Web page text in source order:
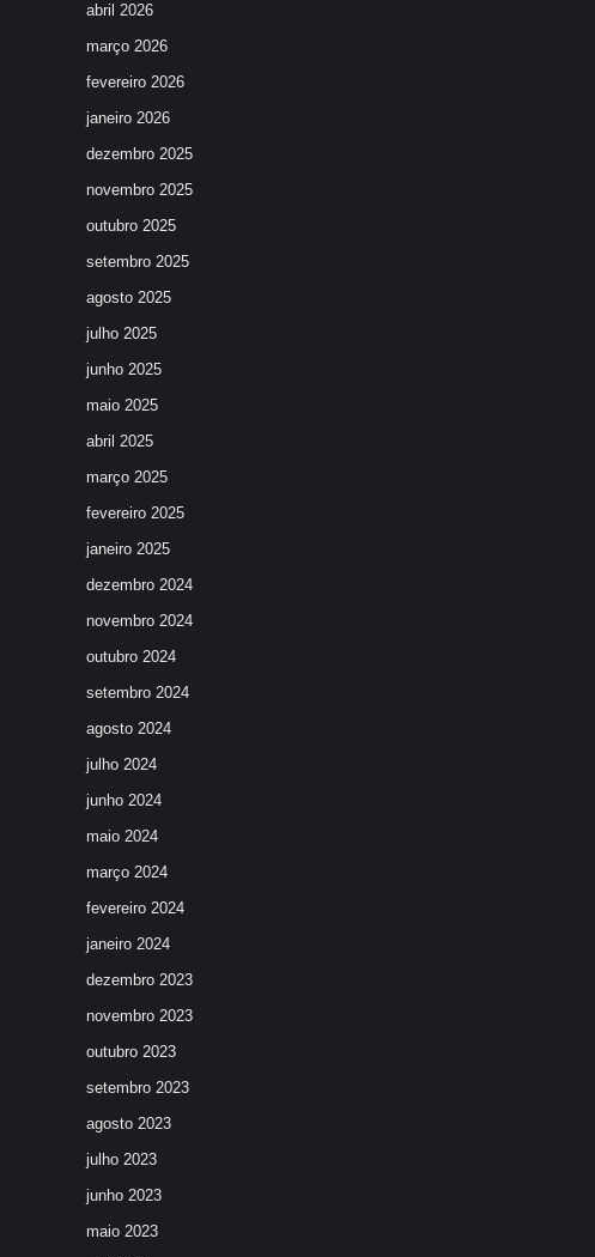
abril 2026
março 2026
fevereiro 2026
janeiro 2026
dezembro 2025
novembro 2025
outubro 2025
setembro 2025
agosto 2025
julho 2025
junho 2025
maio 2025
abril 2025
março 2025
fevereiro 2025
janeiro 2025
dezembro 2024
novembro 2024
outubro 2024
setembro 2024
agosto 2024
julho 2024
junho 2024
maio 2024
março 2024
fevereiro 2024
janeiro 2024
dezembro 2023
novembro 2023
outubro 2023
setembro 2023
agosto 2023
julho 2023
junho 2023
maio 2023